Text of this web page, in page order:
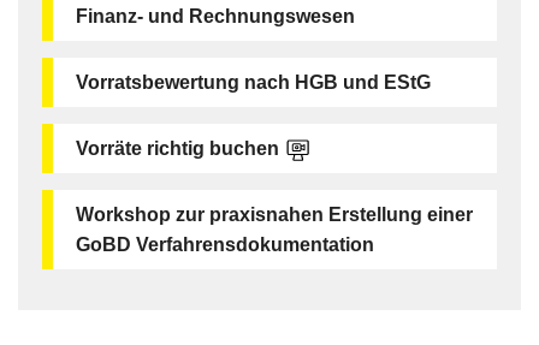
Finanz- und Rechnungswesen
Vorratsbewertung nach HGB und EStG
Vorräte richtig buchen
Workshop zur praxisnahen Erstellung einer
GoBD Verfahrensdokumentation